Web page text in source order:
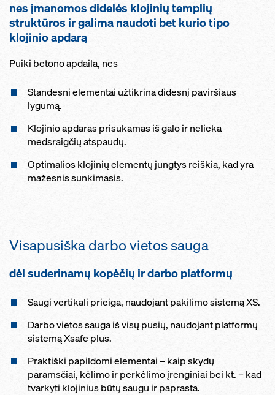
nes įmanomos didelės klojinių templių
struktūros ir galima naudoti bet kurio tipo
klojinio apdarą
Puiki betono apdaila, nes
Standesni elementai užtikrina didesnį paviršiaus
lygumą.
Klojinio apdaras prisukamas iš galo ir nelieka
medsraigčių atspaudų.
Optimalios klojinių elementų jungtys reiškia, kad yra
mažesnis sunkimasis.
Visapusiška darbo vietos sauga
dėl suderinamų kopėčių ir darbo platformų
Saugi vertikali prieiga, naudojant pakilimo sistemą XS.
Darbo vietos sauga iš visų pusių, naudojant platformų
sistemą Xsafe plus.
Praktiški papildomi elementai – kaip skydų
paramsčiai, kėlimo ir perkėlimo įrenginiai bei kt. – kad
tvarkyti klojinius būtų saugu ir paprasta.